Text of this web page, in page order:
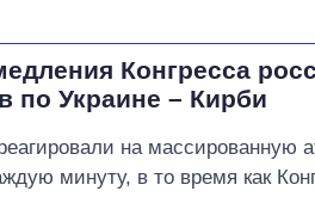
Конгресса
по Украине – Кирби
на массированную
минуту, в то время как